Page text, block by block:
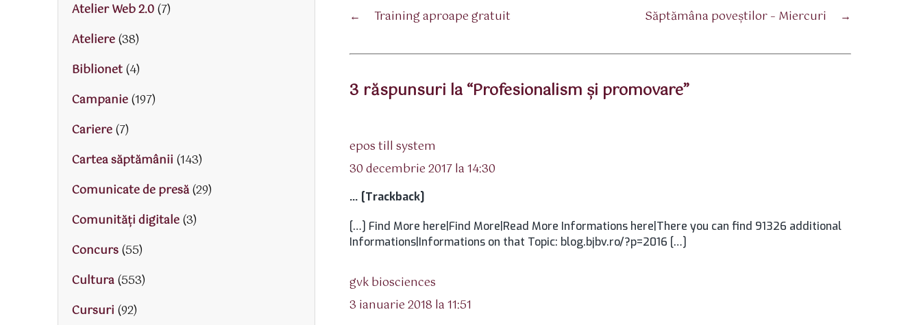
← Training aproape gratuit →
Săptămâna poveștilor – Miercuri
3 răspunsuri la “Profesionalism şi promovare”
epos till system
30 decembrie 2017 la 14:30
… [Trackback]
[…] Find More here|Find More|Read More Informations here|There you can find 91326 additional
Informations|Informations on that Topic: blog.bjbv.ro/?p=2016 […]
gvk biosciences
3 ianuarie 2018 la 11:51
Atelier Web 2.0(7)
Ateliere(38)
Biblionet(4)
Campanie(197)
Cariere(7)
Cartea săptămânii (143)
Comunicate de presă(29)
Comunități digitale(3)
Concurs(55)
Cultura(553)
Cursuri (92)